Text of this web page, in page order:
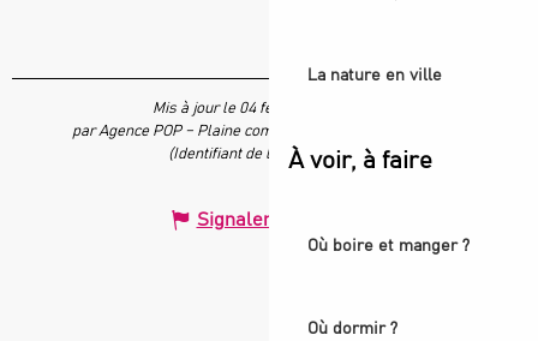
La nature en ville
À voir, à faire
Où boire et manger ?
Où dormir ?
Mis à jour le 04 février 2025 à 11:27
par Agence POP – Plaine commune vous Ouvre ses Portes
(Identifiant de l'offre : 680635)
Signaler une erreur